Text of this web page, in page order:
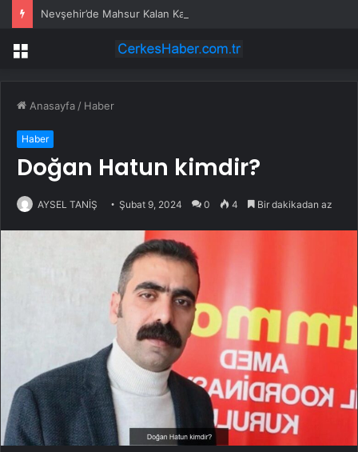
Nevşehir’de Mahsur Kalan Kadın Kurtarıldı
Menü
Anasayfa / Haber
Haber
Doğan Hatun kimdir?
AYSEL TANİŞ Şubat 9, 2024 0 4 Bir dakikadan az